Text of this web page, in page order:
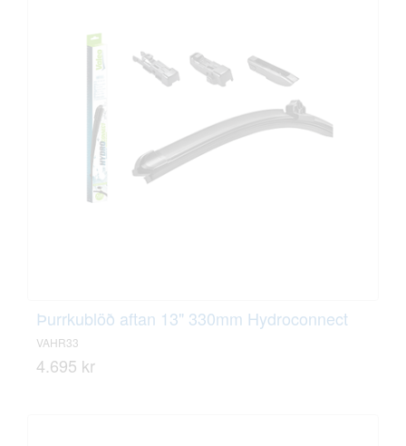
Þurrkublöð aftan 13" 330mm Hydroconnect
VAHR33
4.695 kr